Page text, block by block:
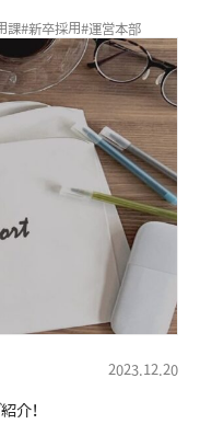
課#新卒採用#運営本部
2023.12.20
介！